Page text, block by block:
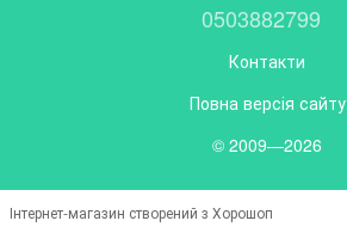
0503882799
Контакти
Повна версія сайту
© 2009—2026
Інтернет-магазин створений з Хорошоп